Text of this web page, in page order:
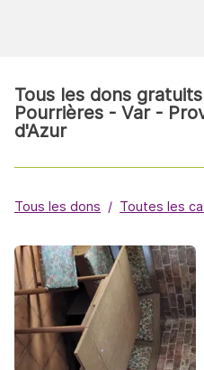
Tous les dons
Pourrières - Var -
d'Azur
Tous les dons Toutes les